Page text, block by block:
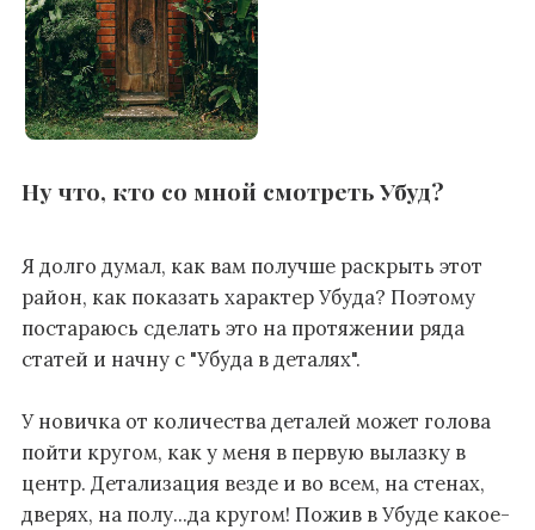
Ну что, кто со мной смотреть Убуд?
Я долго думал, как вам получше раскрыть этот
район, как показать характер Убуда? Поэтому
постараюсь сделать это на протяжении ряда
статей и начну с "Убуда в деталях".
У новичка от количества деталей может голова
пойти кругом, как у меня в первую вылазку в
центр. Детализация везде и во всем, на стенах,
дверях, на полу...да кругом! Пожив в Убуде какое-